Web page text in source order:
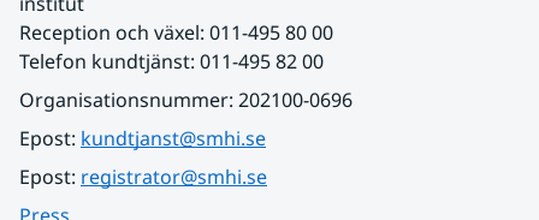
Reception och växel: 011-495 80 00
Telefon kundtjänst: 011-495 82 00
Organisationsnummer: 202100-0696
Epost: kundtjanst@smhi.se
Epost: registrator@smhi.se